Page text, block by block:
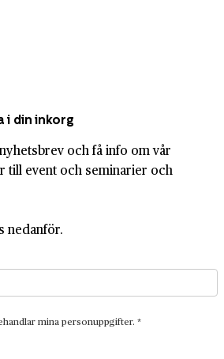
i din inkorg
och få info om vår
till event och seminarier och
nedanför.